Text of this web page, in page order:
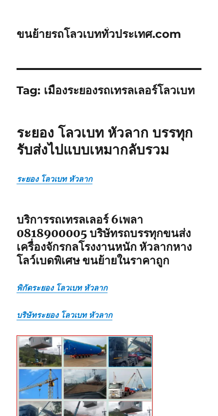
ขนย้ายรถโลวเบททั่วประเทศ.com
Tag: เมืองระยองรถเทรลเลอร์โลวเบท
ระยอง โลวเบท หัวลาก บรรทุก
รับส่งไปแบบเหมากลับรวม
ระยอง โลวเบท หัวลาก
บริการรถเทรลเลอร์ 6เพลา
0818900005 บริษัทรถบรรทุกขนส่ง
เครื่องจักรกลโรงงานหนัก หัวลากหาง
โลว์เบดพิเศษ ขนย้ายในราคาถูก
พิกัดระยอง โลวเบท หัวลาก
บริษัทระยอง โลวเบท หัวลาก